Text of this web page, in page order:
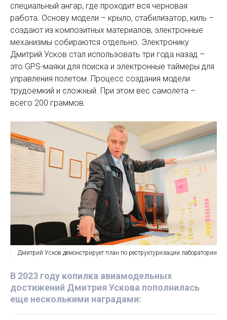
специальный ангар, где проходит вся черновая
работа. Основу модели – крыло, стабилизатор, киль –
создают из композитных материалов, электронные
механизмы собираются отдельно. Электронику
Дмитрий Усков стал использовать три года назад –
это GPS-маяки для поиска и электронные таймеры для
управления полетом. Процесс создания модели
трудоемкий и сложный. При этом вес самолета –
всего 200 граммов.
Дмитрий Усков демонстрирует план по реструктуризации лаборатории
В 2023 году копилка авиамодельных
достижений Дмитрия Ускова пополнилась
еще несколькими наградами: